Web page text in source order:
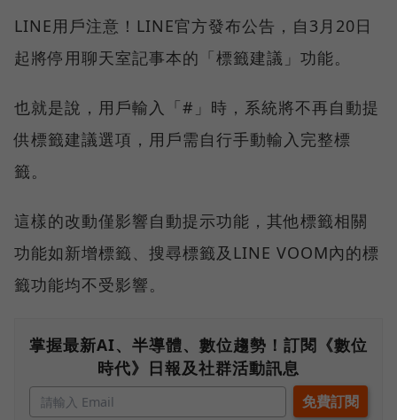
LINE用戶注意！LINE官方發布公告，自3月20日
起將停用聊天室記事本的「標籤建議」功能。
也就是說，用戶輸入「#」時，系統將不再自動提
供標籤建議選項，用戶需自行手動輸入完整標
籤。
這樣的改動僅影響自動提示功能，其他標籤相關
功能如新增標籤、搜尋標籤及LINE VOOM內的標
籤功能均不受影響。
掌握最新AI、半導體、數位趨勢！訂閱《數位
時代》日報及社群活動訊息